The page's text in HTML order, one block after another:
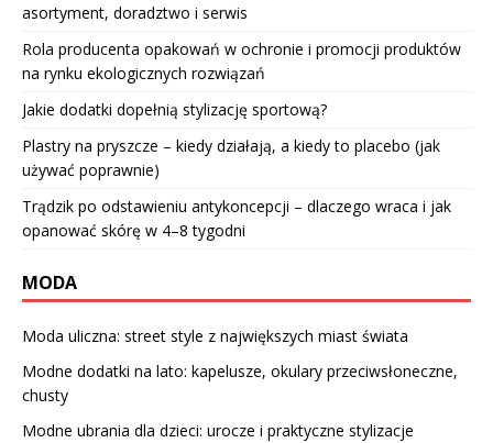
asortyment, doradztwo i serwis
Rola producenta opakowań w ochronie i promocji produktów
na rynku ekologicznych rozwiązań
Jakie dodatki dopełnią stylizację sportową?
Plastry na pryszcze – kiedy działają, a kiedy to placebo (jak
używać poprawnie)
Trądzik po odstawieniu antykoncepcji – dlaczego wraca i jak
opanować skórę w 4–8 tygodni
MODA
Moda uliczna: street style z największych miast świata
Modne dodatki na lato: kapelusze, okulary przeciwsłoneczne,
chusty
Modne ubrania dla dzieci: urocze i praktyczne stylizacje